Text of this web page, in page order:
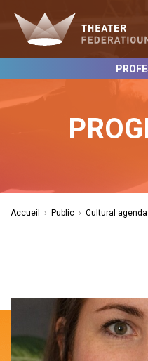
Accueil › Public › Cultural agenda